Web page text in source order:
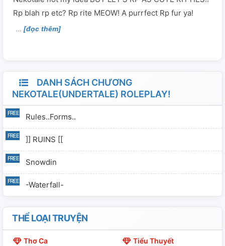
Rp blah rp etc? Rp rite MEOW! A purrfect Rp fur ya!
[đọc thêm]
DANH SÁCH CHƯƠNG
NEKOTALE(UNDERTALE) ROLEPLAY!
Rules..Forms..
]] RUINS [[
Snowdin
-Waterfall-
THỂ LOẠI TRUYỆN
Thơ Ca Tiểu Thuyết